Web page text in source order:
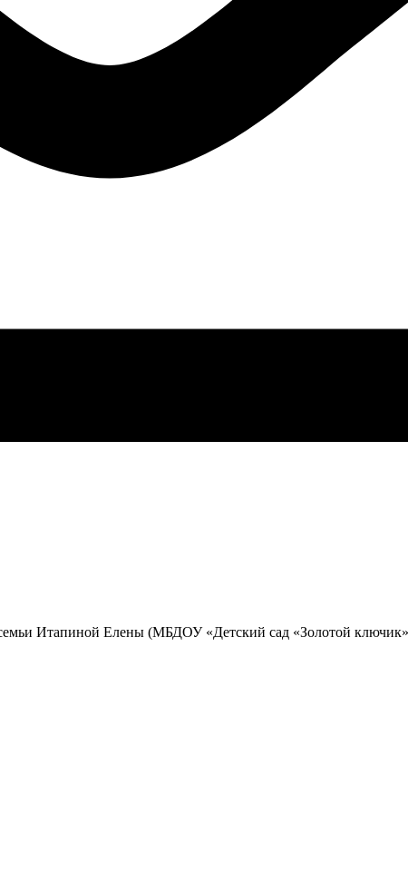
Итапиной Елены (МБДОУ «Детский сад «Золотой